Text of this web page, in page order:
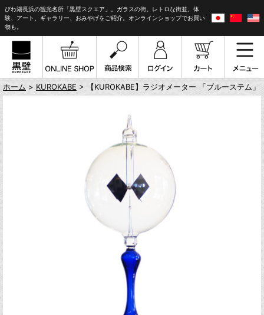
びわ湖長浜の観光名所「黒壁スクエア」。ガラスの街。レトロな街並、体
験、アート、ギャラリー、おみやげをご紹介。オンラインショップでお買い
物も。
ホーム > KUROKABE > 【KUROKABE】ラジオメーター 「ブルーステム」